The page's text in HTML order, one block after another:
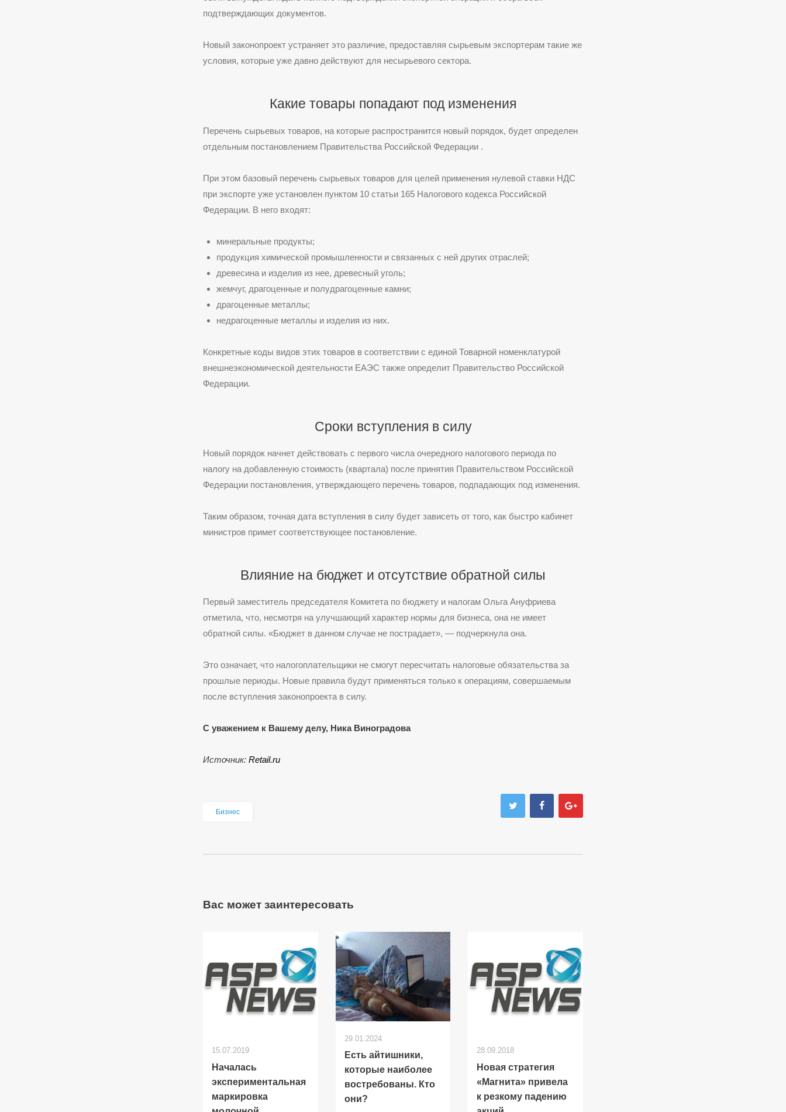
подтверждающих документов.
Новый законопроект устраняет это различие, предоставляя сырьевым экспортерам такие же
условия, которые уже давно действуют для несырьевого сектора.
Какие товары попадают под изменения
Перечень сырьевых товаров, на которые распространится новый порядок, будет определен
отдельным постановлением Правительства Российской Федерации .
При этом базовый перечень сырьевых товаров для целей применения нулевой ставки НДС
при экспорте уже установлен пунктом 10 статьи 165 Налогового кодекса Российской
Федерации. В него входят:
минеральные продукты;
продукция химической промышленности и связанных с ней других отраслей;
древесина и изделия из нее, древесный уголь;
жемчуг, драгоценные и полудрагоценные камни;
драгоценные металлы;
недрагоценные металлы и изделия из них.
Конкретные коды видов этих товаров в соответствии с единой Товарной номенклатурой
внешнеэкономической деятельности ЕАЭС также определит Правительство Российской
Федерации.
Сроки вступления в силу
Новый порядок начнет действовать с первого числа очередного налогового периода по
налогу на добавленную стоимость (квартала) после принятия Правительством Российской
Федерации постановления, утверждающего перечень товаров, подпадающих под изменения.
Таким образом, точная дата вступления в силу будет зависеть от того, как быстро кабинет
министров примет соответствующее постановление.
Влияние на бюджет и отсутствие обратной силы
Первый заместитель председателя Комитета по бюджету и налогам Ольга Ануфриева
отметила, что, несмотря на улучшающий характер нормы для бизнеса, она не имеет
обратной силы. «Бюджет в данном случае не пострадает», — подчеркнула она.
Это означает, что налогоплательщики не смогут пересчитать налоговые обязательства за
прошлые периоды. Новые правила будут применяться только к операциям, совершаемым
после вступления законопроекта в силу.
С уважением к Вашему делу, Ника Виноградова
Источник: Retail.ru
Бизнес
Вас может заинтересовать
15.07.2019
Началась
экспериментальная
маркировка
29.01.2024
Есть айтишники,
которые наиболее
востребованы. Кто
они?
28.09.2018
Новая стратегия
«Магнита» привела
к резкому падению